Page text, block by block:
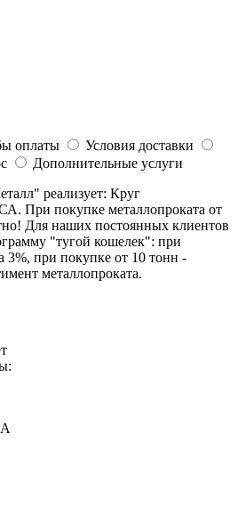
оплаты
Условия доставки
Дополнительные услуги
реализует: Круг
При покупке металлопроката от
Для наших постоянных клиентов
"тугой кошелек": при
3%, при покупке от 10 тонн -
металлопроката.